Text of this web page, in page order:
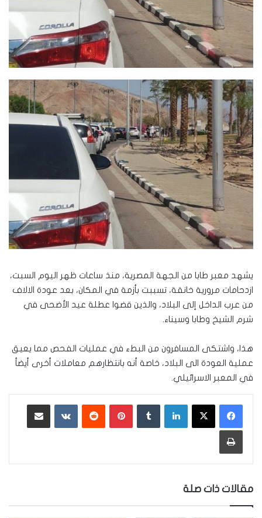
يشهد معبر طابا من الجهة المصرية، منذ ساعات ظهر اليوم السبت،
ازدحامات مرورية خانقة، تسببت بأزمة في المكان، بعد عودة الالاف
من عرب الداخل إلى البلاد، والذين قضوا عطلة عيد الأضحى في
شرم الشيخ وطابا وسيناء.
هذا، واشتكى المسافرون من البطء في عمليات الفحص مما يعيق
عملية العودة الى البلاد، خاصة أنه بانتظارهم معاملات أخرى أيضأ
في المعبر الاسرائيلي.
لينكدإن بينتيريست ‏VKontakte
طباعة
مقالات ذات صلة